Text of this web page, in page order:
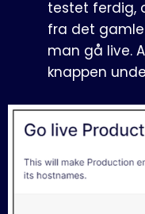
testet ferdig,
fra det
man gå live.
knappen